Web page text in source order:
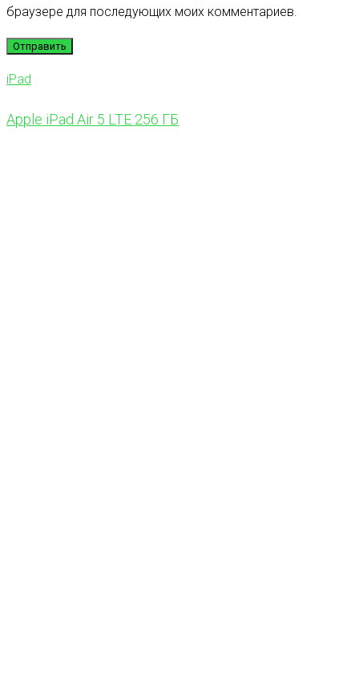
браузере для последующих моих комментариев.
iPad
Apple iPad Air 5 LTE 256 ГБ